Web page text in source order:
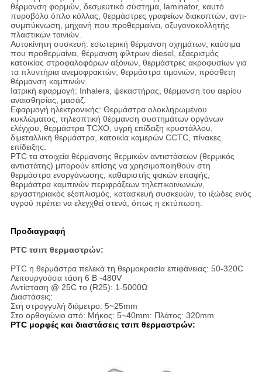
θέρμανση φορμών, δεσμευτικό σύστημα, laminator, καυτό
πυροβόλο όπλο κόλλας, θερμάστρες γραφείων διακοπτών, αντι-
συμπύκνωση, μηχανή που προθερμαίνει, οξυγονοκολλητής
πλαστικών ταινιών.
Αυτοκίνητη συσκευή: εσωτερική θέρμανση οχημάτων, καύσιμα
που προθερμαίνει, θέρμανση φίλτρων diesel, εξαερισμός
κατοικίας στροφαλοφόρων αξόνων, θερμάστρες ακροφυσίων για
τα πλυντήρια ανεμοφρακτών, θερμάστρα τιμονιών, πρόσθετη
θέρμανση καμπινών.
Ιατρική εφαρμογή: Inhalers, ψεκαστήρας, θέρμανση του αερίου
αναισθησίας, μασάζ.
Εφαρμογή ηλεκτρονικής: Θερμάστρα ολοκληρωμένου
κυκλώματος, τηλεοπτική θέρμανση συστημάτων οργάνων
ελέγχου, θερμάστρα TCXO, υγρή επίδειξη κρυστάλλου,
διμεταλλική θερμάστρα, κατοικία καμερών CCTC, πίνακες
επίδειξης.
PTC τα στοιχεία θέρμανσης θερμικών αντιστάσεων (θερμικός
αντιστάτης) μπορούν επίσης να χρησιμοποιηθούν στη
θερμάστρα ενοργάνωσης, καθαριστής φακών επαφής,
θερμάστρα καμπινών περιφράξεων τηλεπικοινωνιών,
εργαστηριακός εξοπλισμός, κατασκευή συσκευών, το ιξώδες ενός
υγρού πρέπει να ελεγχθεί στενά, όπως η εκτύπωση.
Προδιαγραφή
PTC τσιπ θερμαστρών:
PTC η θερμάστρα πελεκά τη θερμοκρασία επιφάνειας: 50-320C
Λειτουργούσα τάση 6 Β -480V
Αντίσταση @ 25C το (R25): 1-5000Ω
Διαστάσεις:
Στη στρογγυλή διάμετρο: 5~25mm
Στο ορθογώνιο από: Μήκος: 5~40mm: Πλάτος: 320mm
PTC μορφές και διαστάσεις τσιπ θερμαστρών: